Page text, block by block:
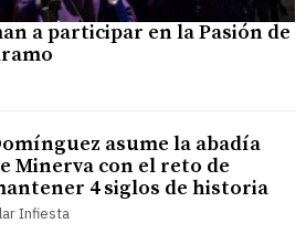
a participar en la Pasión de
asume la abadía
Minerva con el reto de
4 siglos de historia
Infiesta